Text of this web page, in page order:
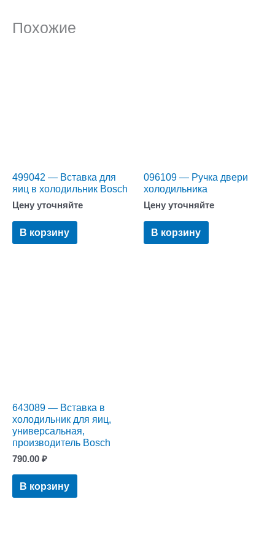
Похожие
499042 — Вставка для
яиц в холодильник Bosch
Цену уточняйте
В корзину
096109 — Ручка двери
холодильника
Цену уточняйте
В корзину
643089 — Вставка в
холодильник для яиц,
универсальная,
производитель Bosch
790.00 ₽
В корзину